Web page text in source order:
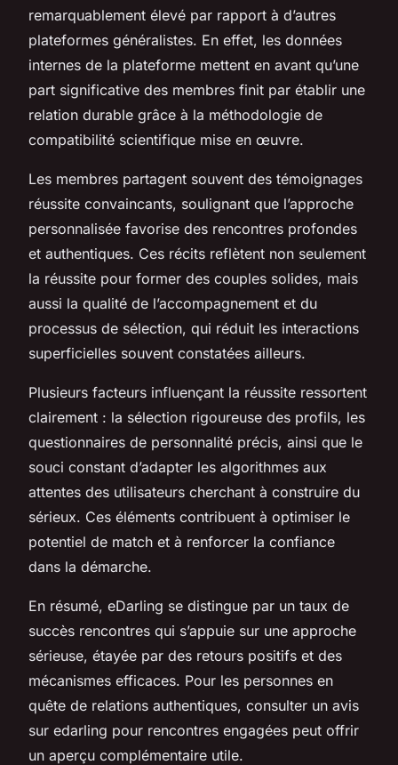
remarquablement élevé par rapport à d’autres
plateformes généralistes. En effet, les données
internes de la plateforme mettent en avant qu’une
part significative des membres finit par établir une
relation durable grâce à la méthodologie de
compatibilité scientifique mise en œuvre.
Les membres partagent souvent des témoignages
réussite convaincants, soulignant que l’approche
personnalisée favorise des rencontres profondes
et authentiques. Ces récits reflètent non seulement
la réussite pour former des couples solides, mais
aussi la qualité de l’accompagnement et du
processus de sélection, qui réduit les interactions
superficielles souvent constatées ailleurs.
Plusieurs facteurs influençant la réussite ressortent
clairement : la sélection rigoureuse des profils, les
questionnaires de personnalité précis, ainsi que le
souci constant d’adapter les algorithmes aux
attentes des utilisateurs cherchant à construire du
sérieux. Ces éléments contribuent à optimiser le
potentiel de match et à renforcer la confiance
dans la démarche.
En résumé, eDarling se distingue par un taux de
succès rencontres qui s’appuie sur une approche
sérieuse, étayée par des retours positifs et des
mécanismes efficaces. Pour les personnes en
quête de relations authentiques, consulter un avis
sur edarling pour rencontres engagées peut offrir
un aperçu complémentaire utile.